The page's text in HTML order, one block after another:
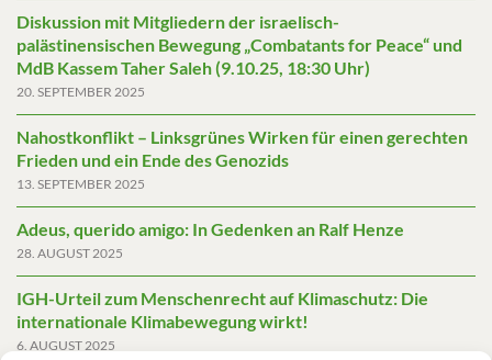
Diskussion mit Mitgliedern der israelisch-
palästinensischen Bewegung „Combatants for Peace“ und
MdB Kassem Taher Saleh (9.10.25, 18:30 Uhr)
20. SEPTEMBER 2025
Nahostkonflikt – Linksgrünes Wirken für einen gerechten
Frieden und ein Ende des Genozids
13. SEPTEMBER 2025
Adeus, querido amigo: In Gedenken an Ralf Henze
28. AUGUST 2025
IGH-Urteil zum Menschenrecht auf Klimaschutz: Die
internationale Klimabewegung wirkt!
6. AUGUST 2025